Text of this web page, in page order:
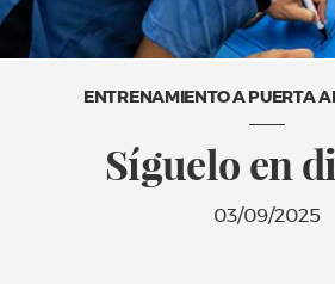
ENTRENAMIENTO A PUERTA
Síguelo en
03/09/2025